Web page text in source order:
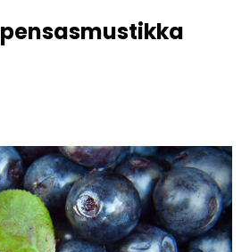
pensasmustikka